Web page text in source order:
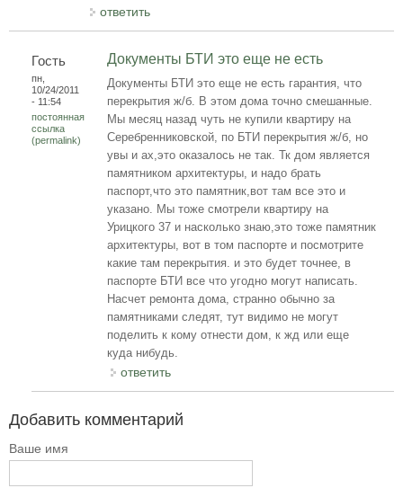
ответить
Гость
пн,
10/24/2011
- 11:54
постоянная
ссылка
(permalink)
Документы БТИ это еще не есть
Документы БТИ это еще не есть гарантия, что
перекрытия ж/б. В этом дома точно смешанные.
Мы месяц назад чуть не купили квартиру на
Серебренниковской, по БТИ перекрытия ж/б, но
увы и ах,это оказалось не так. Тк дом является
памятником архитектуры, и надо брать
паспорт,что это памятник,вот там все это и
указано. Мы тоже смотрели квартиру на
Урицкого 37 и насколько знаю,это тоже памятник
архитектуры, вот в том паспорте и посмотрите
какие там перекрытия. и это будет точнее, в
паспорте БТИ все что угодно могут написать.
Насчет ремонта дома, странно обычно за
памятниками следят, тут видимо не могут
поделить к кому отнести дом, к жд или еще
куда нибудь.
ответить
Добавить комментарий
Ваше имя